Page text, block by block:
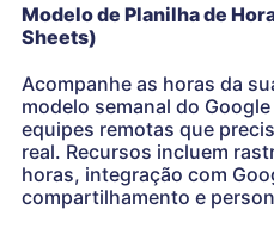
Modelo de Planilha de
Sheets)
Acompanhe as horas da
modelo semanal do
equipes remotas que
real. Recursos incluem
horas, integração com
compartilhamento e